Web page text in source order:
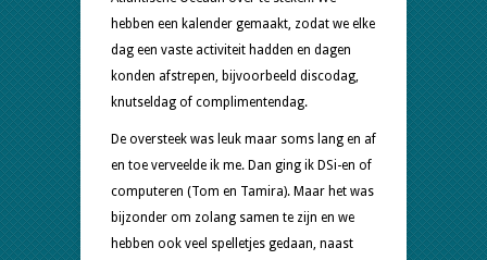
hebben een kalender gemaakt, zodat we elke
dag een vaste activiteit hadden en dagen
konden afstrepen, bijvoorbeeld discodag,
knutseldag of complimentendag.
De oversteek was leuk maar soms lang en af
en toe verveelde ik me. Dan ging ik DSi-en of
computeren (Tom en Tamira). Maar het was
bijzonder om zolang samen te zijn en we
hebben ook veel spelletjes gedaan, naast